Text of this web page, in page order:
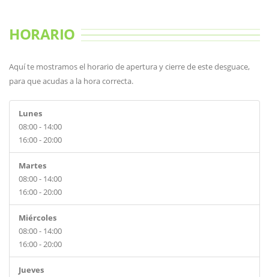
HORARIO
Aquí te mostramos el horario de apertura y cierre de este desguace,
para que acudas a la hora correcta.
Lunes
08:00 - 14:00
16:00 - 20:00
Martes
08:00 - 14:00
16:00 - 20:00
Miércoles
08:00 - 14:00
16:00 - 20:00
Jueves